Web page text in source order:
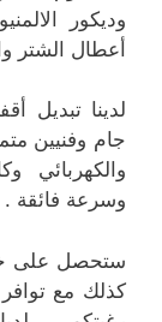
وديكور
أعطال الشتر
لدينا تبديل
جام وفنيين
والكهربائي
وسرعة فائقة .
ستحصل على
كذلك مع